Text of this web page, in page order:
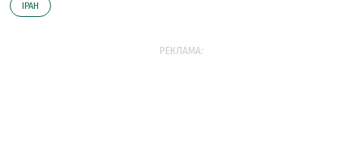
ІРАН
РЕКЛАМА: